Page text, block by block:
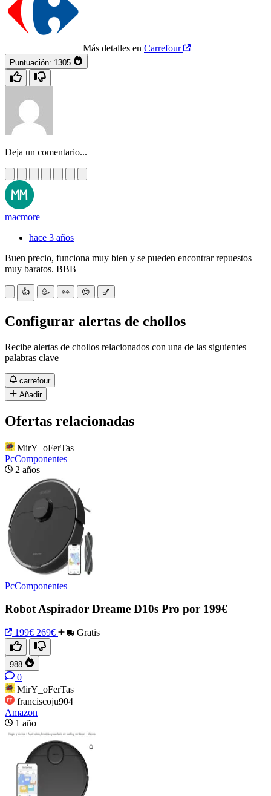
Más detalles en Carrefour
Puntuación: 1305
Deja un comentario...
macmore
hace 3 años
Buen precio, funciona muy bien y se pueden encontrar repuestos
muy baratos. BBB
👍 🥳 👀 😍 💅
Configurar alertas de chollos
Recibe alertas de chollos relacionados con una de las siguientes
palabras clave
carrefour
Añadir
Ofertas relacionadas
MirY_oFerTas
PcComponentes
2 años
PcComponentes
Robot Aspirador Dreame D10s Pro por 199€
199€ 269€ Gratis
988
0
MirY_oFerTas
franciscoju904
Amazon
1 año